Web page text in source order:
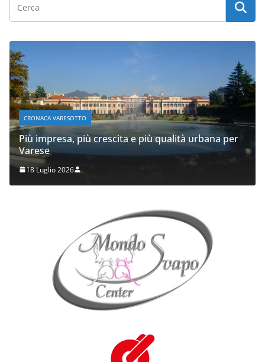
CRONACA VARESOTTO
Più impresa, più crescita e più qualità urbana per
Varese
18 Luglio 2026 .